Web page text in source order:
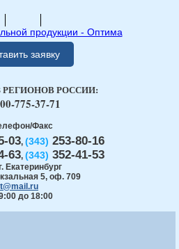
заявку
Факс
03, (343) 253-80-16
63, (343) 352-41-53
Екатеринбург
5, оф. 709
до 18:00
РЕГИОНОВ РОССИИ:
775-37-71